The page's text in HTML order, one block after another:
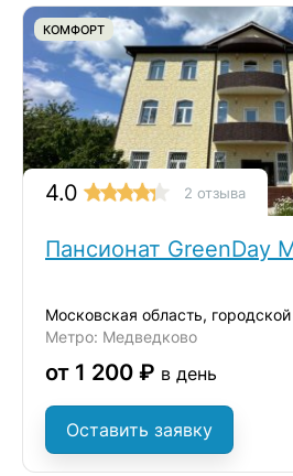
КОМФОРТ
4.0 2 отзыва
Пансионат GreenDay
Метро: Медведково
от 1 200 ₽ в день
Оставить заявку